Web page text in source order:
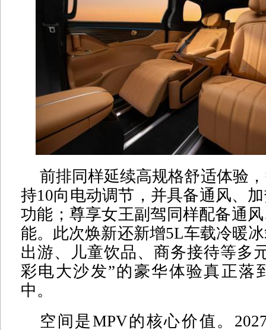
前排同样延续高规格舒适体验
持10向电动调节，并具备通风、
功能；尊享女王副驾同样配备通
能。此次焕新还新增5L车载冷暖
出游、儿童饮品、商务接待等多
彩电大沙发”的豪华体验真正落
中。
空间是MPV的核心价值。